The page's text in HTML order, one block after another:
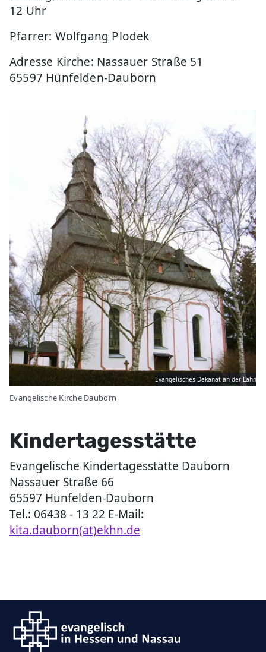
12 Uhr
Pfarrer: Wolfgang Plodek
Adresse Kirche: Nassauer Straße 51
65597 Hünfelden-Dauborn
Evangelisches Dekanat an der Lahn
Evangelische Kirche Dauborn
Kindertagesstätte
Evangelische Kindertagesstätte Dauborn
Nassauer Straße 66
65597 Hünfelden-Dauborn
Tel.: 06438 - 13 22 E-Mail:
kita.dauborn(at)ekhn.de